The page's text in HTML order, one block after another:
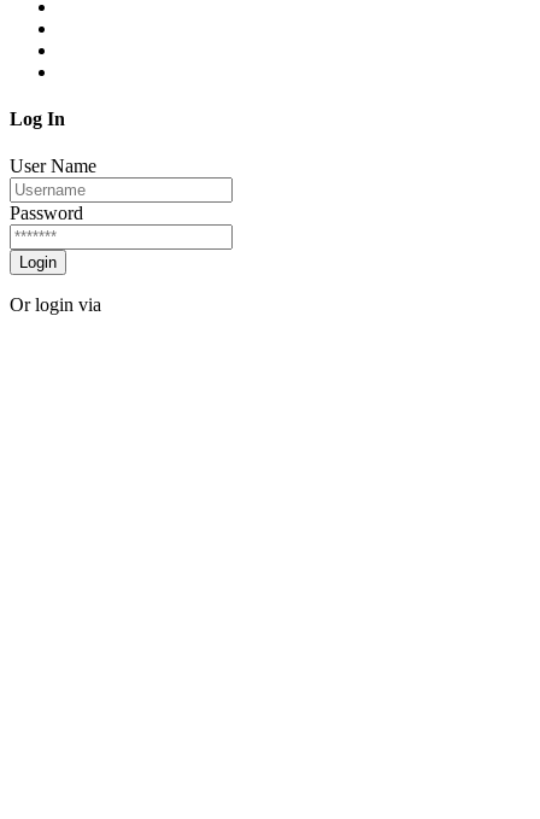
Log In
User Name
Password
Login
Or login via